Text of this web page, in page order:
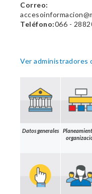
Correo:
Teléfono:066 -
Ver administradores
Datos generales